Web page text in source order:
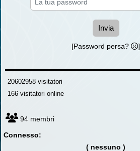
Invia
[Password persa? ]
20602958 visitatori
166 visitatori online
94 membri
Connesso:
( nessuno )